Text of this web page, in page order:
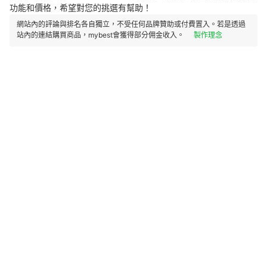
功能和價格，希望對您的挑選有幫助！
網站內的評論與排名各自獨立，不受任何品牌贊助或付費置入。若是透過
站內的連結購買商品，mybest會獲得部分佣金收入。
製作理念